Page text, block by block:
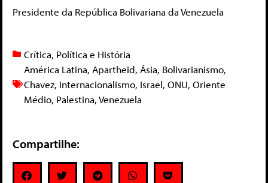
Presidente da República Bolivariana da Venezuela
Crítica, Política e História
América Latina, Apartheid, Ásia, Bolivarianismo,
Chavez, Internacionalismo, Israel, ONU, Oriente
Médio, Palestina,Venezuela
Compartilhe: